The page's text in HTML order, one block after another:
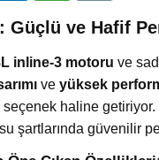
Güçlü ve Hafif
inline-3 motoru ve
ve yüksek
haline getiriyor.
şartlarında güvenilir